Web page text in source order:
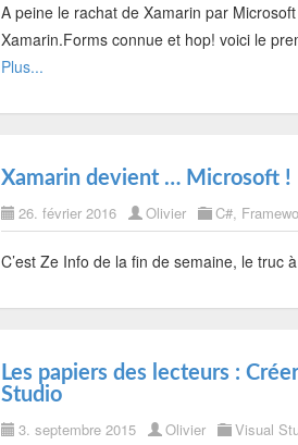
A peine le rachat de Xamarin par
Xamarin.Forms connue et hop! voici le
Plus...
Xamarin devient … Microsoft !
26. février 2016 Olivier C#,
C’est Ze Info de la fin de semaine, le truc
Les papiers des lecteurs :
Studio
3. septembre 2015 Olivier Visual